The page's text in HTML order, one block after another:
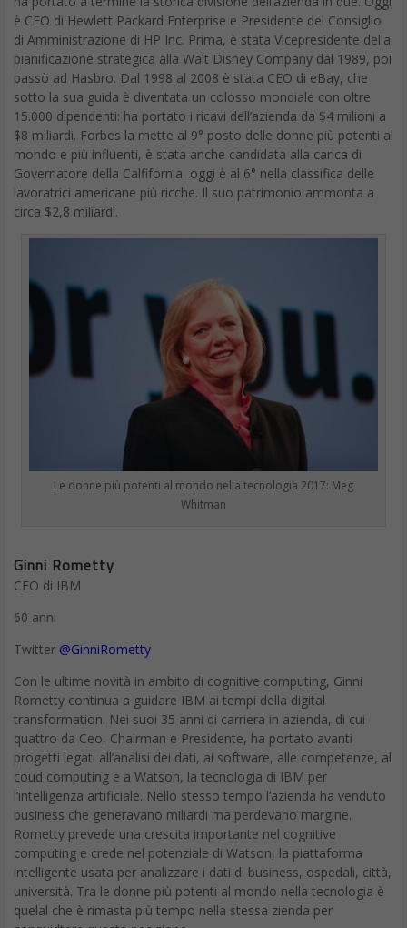
passò ad Hasbro. Dal 1998 al 2008 è stata CEO di eBay, che
sotto la sua guida è diventata un colosso mondiale con oltre
15.000 dipendenti: ha portato i ricavi dell’azienda da $4 milioni a
$8 miliardi. Forbes la mette al 9° posto delle donne più potenti al
mondo e più influenti, è stata anche candidata alla carica di
Governatore della Calfifornia, oggi è al 6° nella classifica delle
lavoratrici americane più ricche. Il suo patrimonio ammonta a
circa $2,8 miliardi.
Le donne più potenti al mondo nella tecnologia 2017: Meg
60 anni
Twitter@GinniRometty
Con le ultime novità in ambito di cognitive computing, Ginni
Rometty continua a guidare IBM ai tempi della digital
transformation. Nei suoi 35 anni di carriera in azienda, di cui
quattro da Ceo, Chairman e Presidente, ha portato avanti
progetti legati all’analisi dei dati, ai software, alle competenze, al
coud computing e a Watson, la tecnologia di IBM per
l’intelligenza artificiale. Nello stesso tempo l’azienda ha venduto
business che generavano miliardi ma perdevano margine.
Rometty prevede una crescita importante nel cognitive
computing e crede nel potenziale di Watson, la piattaforma
intelligente usata per analizzare i dati di business, ospedali, città,
università. Tra le donne più potenti al mondo nella tecnologia è
quelal che è rimasta più tempo nella stessa zienda per
conquidtare questa posizione.